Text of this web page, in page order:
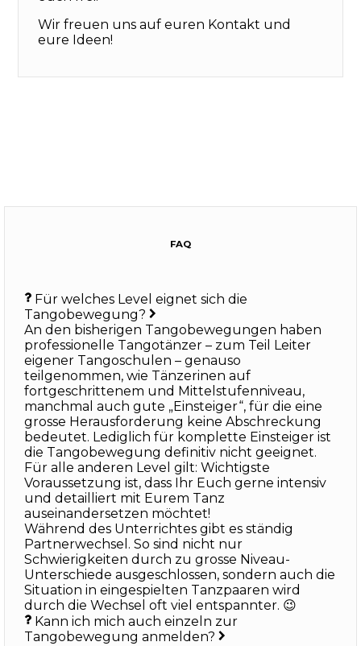
Wir freuen uns auf euren Kontakt und
eure Ideen!
FAQ
Für welches Level eignet sich die
Tangobewegung?
An den bisherigen Tangobewegungen haben
professionelle Tangotänzer – zum Teil Leiter
eigener Tangoschulen – genauso
teilgenommen, wie Tänzerinen auf
fortgeschrittenem und Mittelstufenniveau,
manchmal auch gute „Einsteiger“, für die eine
grosse Herausforderung keine Abschreckung
bedeutet. Lediglich für komplette Einsteiger ist
die Tangobewegung definitiv nicht geeignet.
Für alle anderen Level gilt: Wichtigste
Voraussetzung ist, dass Ihr Euch gerne intensiv
und detailliert mit Eurem Tanz
auseinandersetzen möchtet!
Während des Unterrichtes gibt es ständig
Partnerwechsel. So sind nicht nur
Schwierigkeiten durch zu grosse Niveau-
Unterschiede ausgeschlossen, sondern auch die
Situation in eingespielten Tanzpaaren wird
durch die Wechsel oft viel entspannter. 😉
Kann ich mich auch einzeln zur
Tangobewegung anmelden?